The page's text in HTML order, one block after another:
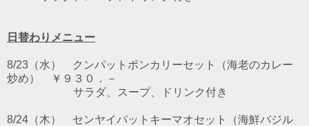
日替わりメニュー
8/23（水） クンパットポンカリーセット（海老のカレー
炒め） ￥９３０．－
サラダ、スープ、ドリンク付き
8/24（木） センヤイパットキーマオセット（海鮮バジル